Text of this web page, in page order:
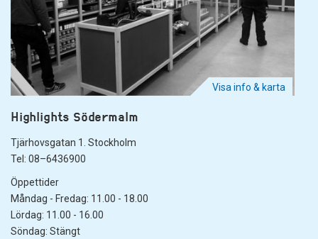
Visa info & karta
Highlights Södermalm
Tjärhovsgatan 1. Stockholm
Tel: 08–6436900
Öppettider
Måndag - Fredag: 11.00 - 18.00
Lördag: 11.00 - 16.00
Söndag: Stängt